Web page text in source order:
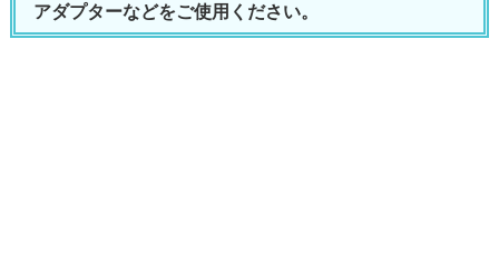
アダプターなどをご使用ください。